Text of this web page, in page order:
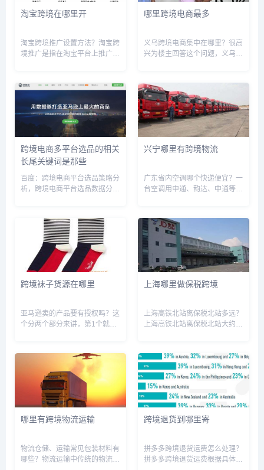
淘宝跨境在哪里开
淘宝跨境推广设置方法？淘宝跨
境推广是指在淘宝平台上推广海
1. 注册淘宝海外账号：如果您没
个。在淘宝海外平台...
哪里跨境电商最多
义乌跨境电商集中在哪里？很高
兴为楼主回答这个问题，义乌做
跨境电商的地方有以下几点：稠
江跨境电商创业园（有20多家
企业）、青岩刘（全国电商第一
村不...
跨境电商多平台选品的相关
长尾关键词是那些
百度：跨境电商平台选品策略分
析，跨境电商平台选品数据分析
分析，跨境电商选品平台有哪
些，跨境电商选品方法新手必
看，跨境电商选品网站及平台，
跨境电商...
兴宁哪里有跨境物流
广东省内空调哪个快递便宜？一
台空调用申通、韵达、中通等快
单位在国内大部份地区快递收
费：首重12元/公斤；续重5元/
公斤。一般空调加上包装有1...
跨境袜子货源在哪里
亚马逊卖的产品要有授权吗？这
个分两个部分来讲，第1个就是
备案。是谁都可以卖的，不需要
授权。如果品牌在当地有品牌备
案，那你就不可以卖，只有自己
上海哪里做保税跨境
上海高铁北站离保税北站多远？
上海高铁北站离保税北站大约
北站最佳路线：从上海火车站
(北广场 到外高桥保税区北站大
概路程20.72公里，全程约需4...
哪里有跨境物流运输
物流仓储、运输常见包装材料有
哪些？物流运输中传统的物流包
跨境退货到哪里寄
拼多多跨境退货运费怎么处理？
拼多多跨境退货运费根据具体情